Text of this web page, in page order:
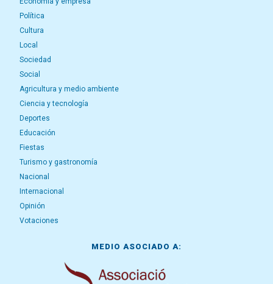
Política
Cultura
Local
Sociedad
Social
Agricultura y medio ambiente
Ciencia y tecnología
Deportes
Educación
Fiestas
Turismo y gastronomía
Nacional
Internacional
Opinión
Votaciones
MEDIO ASOCIADO A: